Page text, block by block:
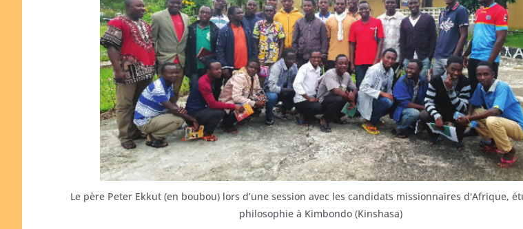
Le père Peter Ekkut (en boubou) lors d’une session avec les candidats missionnaires d'Afrique,
philosophie à Kimbondo (Kinshasa)